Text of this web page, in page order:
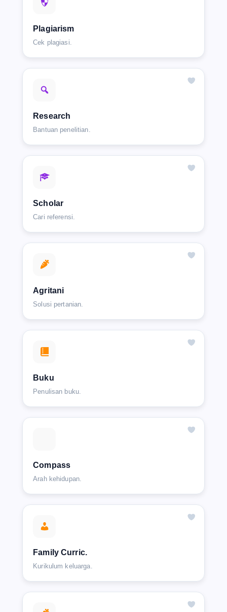
Plagiarism
Cek plagiasi.
Research
Bantuan penelitian.
Scholar
Cari referensi.
Agritani
Solusi pertanian.
Buku
Penulisan buku.
Compass
Arah kehidupan.
Family Curric.
Kurikulum keluarga.